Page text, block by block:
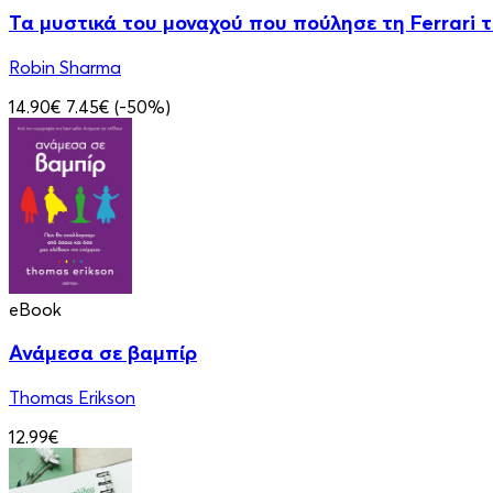
Τα μυστικά του μοναχού που πούλησε τη Ferrari
Robin Sharma
14.90€ 7.45€ (-50%)
eBook
Ανάμεσα σε βαμπίρ
Thomas Erikson
12.99€